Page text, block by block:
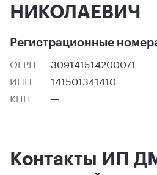
НИКОЛАЕВИЧ
Регистрационные
ОГРН
309141514200071
ИНН
141501341410
КПП
—
Контакты ИП